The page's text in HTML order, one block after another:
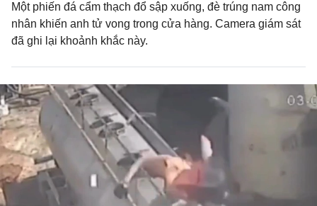
Một phiến đá cẩm thạch đổ sập xuống, đè trúng nam công
nhân khiến anh tử vong trong cửa hàng. Camera giám sát
đã ghi lại khoảnh khắc này.